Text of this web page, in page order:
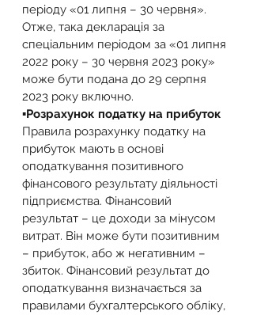
періоду «01 липня – 30 червня».
Отже, така декларація за
спеціальним періодом за «01 липня
2022 року – 30 червня 2023 року»
може бути подана до 29 серпня
2023 року включно.
▪️Розрахунок податку на прибуток
Правила розрахунку податку на
прибуток мають в основі
оподаткування позитивного
фінансового результату діяльності
підприємства. Фінансовий
результат – це доходи за мінусом
витрат. Він може бути позитивним
– прибуток, або ж негативним –
збиток. Фінансовий результат до
оподаткування визначається за
правилами бухгалтерського обліку,